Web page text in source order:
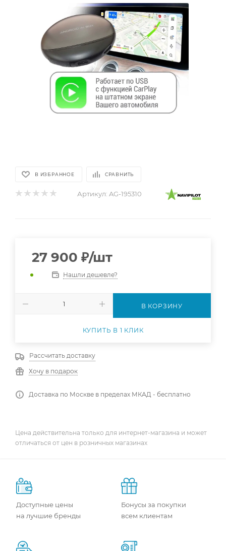
В ИЗБРАННОЕ СРАВНИТЬ
Артикул: AG-195310
27 900 ₽/шт
Нашли дешевле?
В КОРЗИНУ
КУПИТЬ В 1 КЛИК
Рассчитать доставку
Хочу в подарок
Доставка по Москве в пределах МКАД - бесплатно
Цена действительна только для интернет-магазина и может
отличаться от цен в розничных магазинах
Доступные цены
на лучшие бренды
Бонусы за покупки
всем клиентам